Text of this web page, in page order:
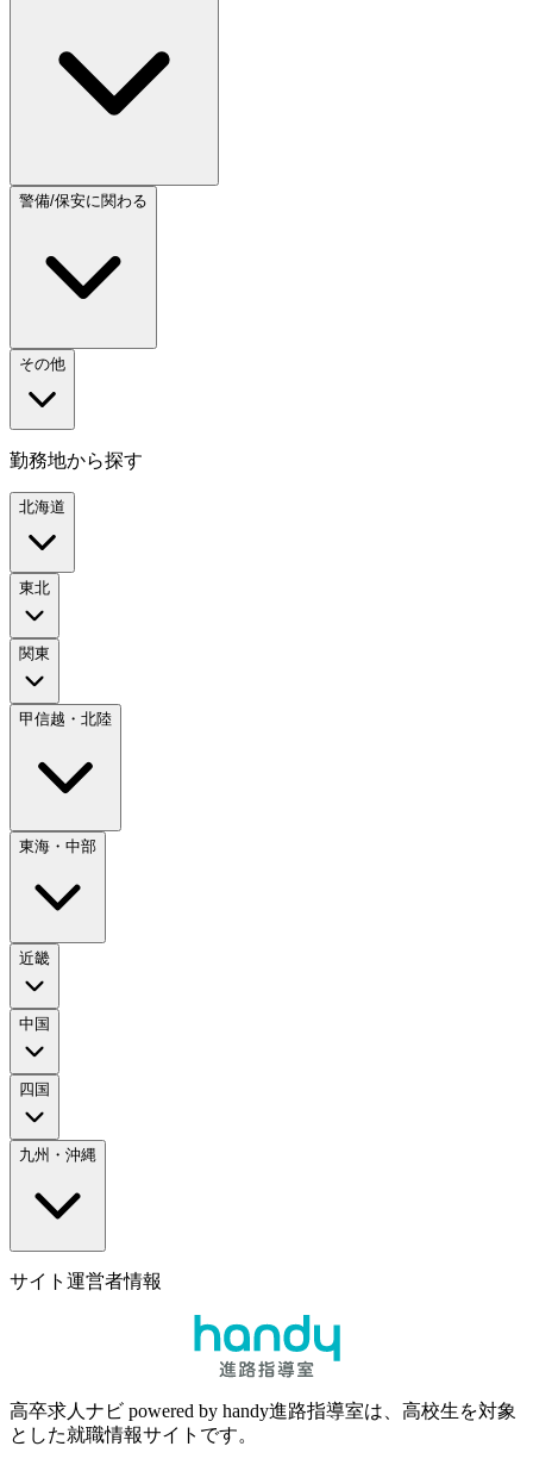
警備/保安に関わる
その他
勤務地から探す
北海道
東北
関東
甲信越・北陸
東海・中部
近畿
中国
四国
九州・沖縄
サイト運営者情報
高卒求人ナビ powered by handy進路指導室は、高校生を対象
とした就職情報サイトです。